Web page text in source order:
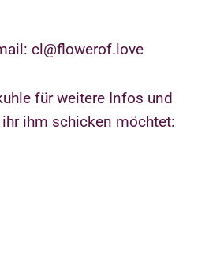
cl@flowerof.love
für weitere Infos und
ihm schicken möchtet: